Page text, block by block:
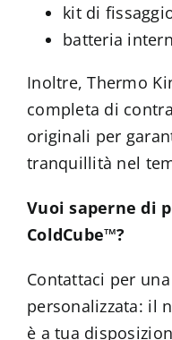
kit di
batteria
Inoltre, Thermo
completa di
originali per
tranquillità nel
Vuoi saperne di
ColdCube™?
Contattaci per
personalizzata: il
è a tua